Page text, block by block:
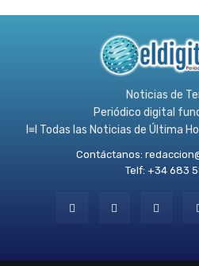
Noticias de
Periódico digital
l≡l Todas las Noticias de Última
Contáctanos:
Telf: +34 683